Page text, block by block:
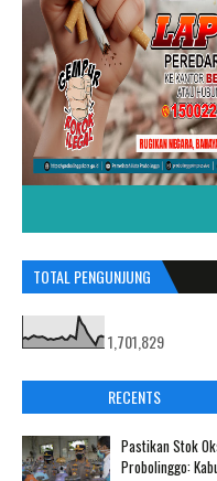
TOTAL PENGUNJUNG
1,701,829
RECENTS
Pastikan Stok
Probolinggo: